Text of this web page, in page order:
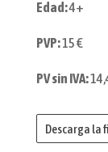
Edad:4+
PVP:15 €
PV sin IVA:
Descarga la